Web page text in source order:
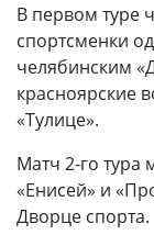
В первом туре
спортсменки
челябинским
красноярские
«Тулице».
Матч 2-го
«Енисей» и
Дворце спорта.